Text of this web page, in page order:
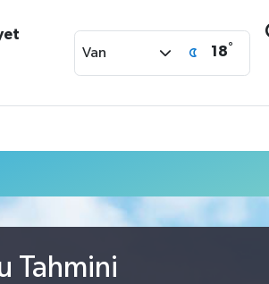
Van 18°
Tahmini